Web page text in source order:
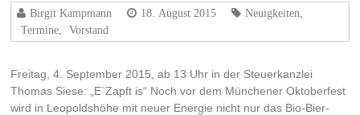
Birgit Kampmann 18. August 2015 Neuigkeiten
Termine
Vorstand
Freitag, 4. September 2015, ab 13 Uhr in der Steuerkanzlei
Thomas Siese: „E`Zapft is“ Noch vor dem Münchener Oktoberfest
wird in Leopoldshöhe mit neuer Energie nicht nur das Bio-Bier-